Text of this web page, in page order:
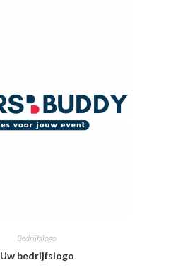
Bedrijfslogo
Uw bedrijfslogo